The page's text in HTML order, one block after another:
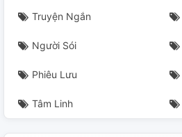
Chap 28
Chap 29
Chap 30
Chap 31
Truyện Ngắn
Người Sói
Phiêu Lưu
Tâm Linh